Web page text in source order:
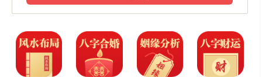
更加积极行动起来，多挖掘和招揽身边的潜在客户，不要停滞不前、
坐享其成。若挑选的符合自己专业的新公司开出的薪酬待遇一般，那